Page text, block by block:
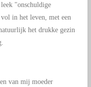
"onschuldige
in het leven, met een
het drukke gezin
van mij moeder